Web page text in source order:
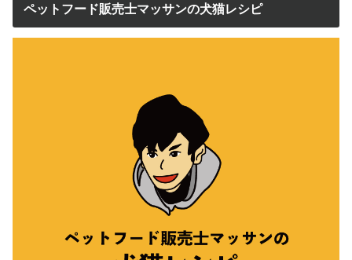
ペットフード販売士マッサンの犬猫レシピ